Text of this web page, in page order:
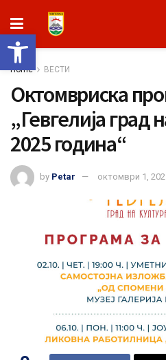
Open toolbar
Home ВЕСТИ
Октомвриска
„Гевгелија град
2025 година“
by Petar октомври 1,